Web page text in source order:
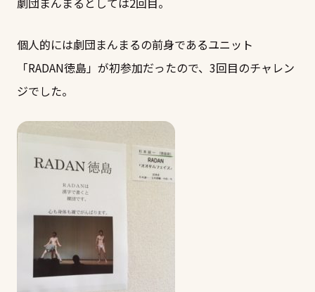
個人的には劇団まんまるの前身であるユニット
「RADAN徳島」が初参加だったので、3回目のチャレン
ジでした。